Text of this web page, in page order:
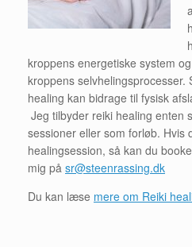
kroppens energetiske system
kroppens selvhelingsprocesser.
healing kan bidrage til fysisk
Jeg tilbyder reiki healing enten
sessioner eller som forløb. Hvis
healingsession, så kan du
mig på sr@steenrassing.dk
Du kan læse mere om Reiki